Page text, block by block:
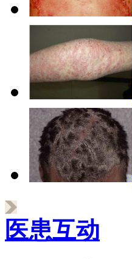
医患互动